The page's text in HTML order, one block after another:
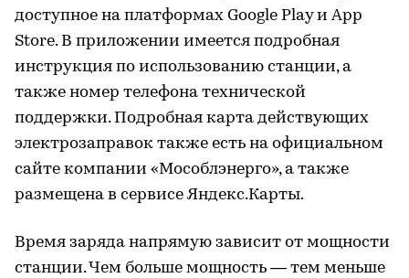
доступное на платформах Google Play и App
Store. В приложении имеется подробная
инструкция по использованию станции, а
также номер телефона технической
поддержки. Подробная карта действующих
электрозаправок также есть на официальном
сайте компании «Мособлэнерго», а также
размещена в сервисе Яндекс.Карты.
Время заряда напрямую зависит от мощности
станции. Чем больше мощность — тем меньше